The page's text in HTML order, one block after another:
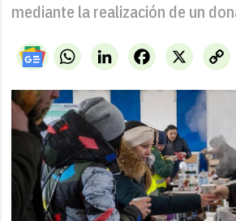
mediante la realización de un
WhatsAppLinkedIn X
Facebook